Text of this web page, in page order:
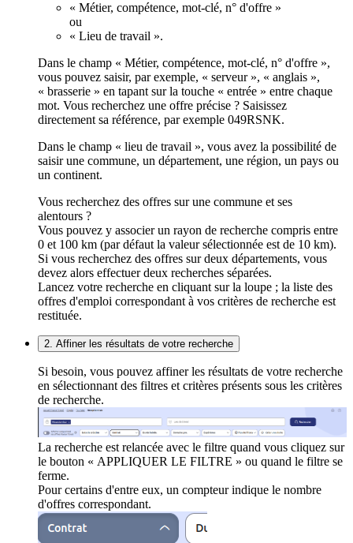
« Métier, compétence, mot-clé, n° d'offre »
ou
« Lieu de travail ».
Dans le champ « Métier, compétence, mot-clé, n° d'offre »,
vous pouvez saisir, par exemple, « serveur », « anglais »,
« brasserie » en tapant sur la touche « entrée » entre chaque
mot. Vous recherchez une offre précise ? Saisissez
directement sa référence, par exemple 049RSNK.
Dans le champ « lieu de travail », vous avez la possibilité de
saisir une commune, un département, une région, un pays ou
un continent.
Vous recherchez des offres sur une commune et ses
alentours ?
Vous pouvez y associer un rayon de recherche compris entre
0 et 100 km (par défaut la valeur sélectionnée est de 10 km).
Si vous recherchez des offres sur deux départements, vous
devez alors effectuer deux recherches séparées.
Lancez votre recherche en cliquant sur la loupe ; la liste des
offres d'emploi correspondant à vos critères de recherche est
restituée.
2. Affiner les résultats de votre recherche
Si besoin, vous pouvez affiner les résultats de votre recherche
en sélectionnant des filtres et critères présents sous les critères
de recherche.
La recherche est relancée avec le filtre quand vous cliquez sur
le bouton « APPLIQUER LE FILTRE » ou quand le filtre se
ferme.
Pour certains d'entre eux, un compteur indique le nombre
d'offres correspondant.